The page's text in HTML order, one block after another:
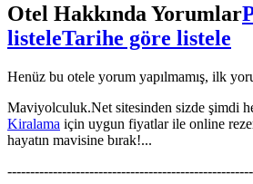
Otel Hakkında Yorumlar
listeleTarihe göre listele
Henüz bu otele yorum yapılmamış, ilk
Maviyolculuk.Net sitesinden sizde şimdi
Kiralama için uygun fiyatlar ile online
hayatın mavisine bırak!...